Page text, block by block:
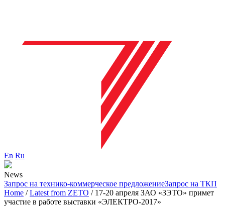
En Ru
News
Запрос на технико-коммерческое предложениеЗапрос на ТКП
Home /Latest from ZETO / 17-20 апреля ЗАО «ЗЭТО» примет
участие в работе выставки «ЭЛЕКТРО-2017»